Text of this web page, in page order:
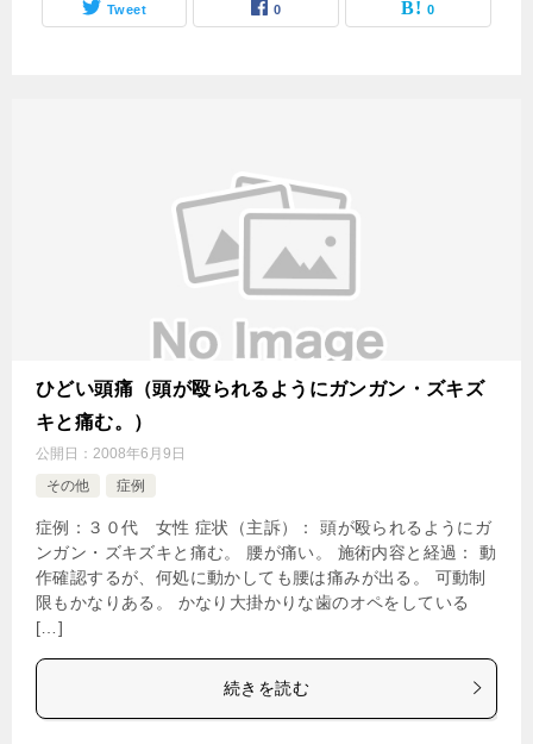
Tweet 0 0
ひどい頭痛（頭が殴られるようにガンガン・ズキズ
キと痛む。）
公開日： 2008年6月9日
その他
症例
症例：３０代 女性 症状（主訴）： 頭が殴られるようにガ
ンガン・ズキズキと痛む。 腰が痛い。 施術内容と経過： 動
作確認するが、何処に動かしても腰は痛みが出る。 可動制
限もかなりある。 かなり大掛かりな歯のオペをしている
[…]
続きを読む